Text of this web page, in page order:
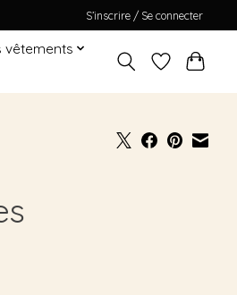
S’inscrire / Se connecter
vêtements